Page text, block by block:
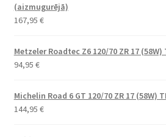
(aizmugurējā)
167,95 €
Metzeler Roadtec Z6 120/70 ZR 17
94,95 €
Michelin Road 6 GT 120/70 ZR 17 (58W)
144,95 €